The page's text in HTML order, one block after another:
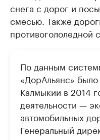
снега с дорог и
смесью. Также
противогололедной
По данным
«ДорАльянс»
Калмыкии в 2014
деятельности —
автомобильных
Генеральный